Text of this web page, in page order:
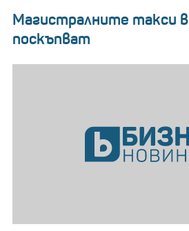
Магистралните такси в
поскъпват